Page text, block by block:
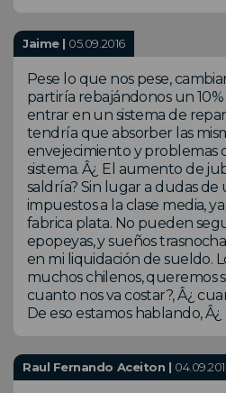
Jaime | 05.09.2016
Pese lo que nos pese,
partiría rebajándonos un
entrar en un sistema de
tendría que absorber las
envejecimiento y problemas
sistema. Â¿ El aumento de
saldría? Sin lugar a dudas
impuestos a la clase media,
fabrica plata. No pueden
epopeyas, y sueños
en mi liquidación de sueldo.
muchos chilenos, queremos
cuanto nos va costar?, Â¿
De eso estamos hablando, Â¿
Raul Fernando Aceiton |